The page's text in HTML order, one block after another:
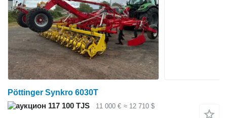
Pöttinger Synkro 6030T
117 100 TJS
11 000 € ≈ 12 710 $